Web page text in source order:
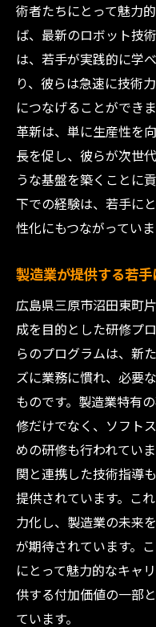
術者たちにとって魅力
ば、最新のロボット技
は、若手が実践的に学
り、彼らは急速に技術
につなげることができ
革新は、単に生産性を
長を促し、彼らが次世
うな基盤を築くことに
下での経験は、若手に
性化にもつながっていま
製造業が提供する若
広島県三原市沼田東町
成を目的とした研修プ
らのプログラムは、新
ズに業務に慣れ、必要
ものです。製造業特有
修だけでなく、ソフト
めの研修も行われてい
関と連携した技術指導
提供されています。こ
力化し、製造業の未来
が期待されています。
にとって魅力的なキャ
供する付加価値の一部
ています。